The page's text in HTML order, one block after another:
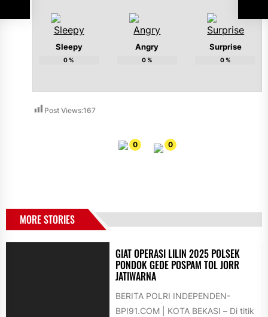
Sleepy
0%
Angry
0%
Surprise
0%
Post Views:167
0 0
MORE STORIES
GIAT OPERASI LILIN 2025 POLSEK
PONDOK GEDE POSPAM TOL JORR
JATIWARNA
BERITA POLRI INDEPENDEN-
BPI91.COM | KOTA BEKASI – Di titik